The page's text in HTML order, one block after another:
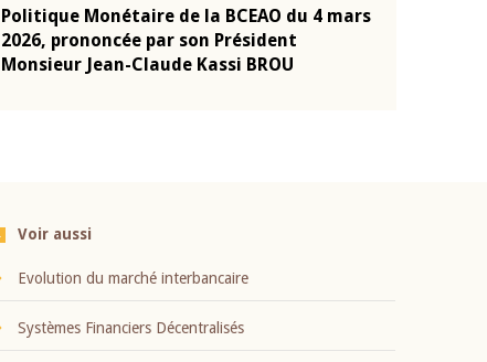
Politique Monétaire de la BCEAO du 4 mars
2026, prononcée par son Président
Monsieur Jean-Claude Kassi BROU
Voir aussi
Evolution du marché interbancaire
Systèmes Financiers Décentralisés